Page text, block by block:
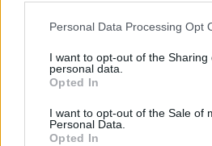
Please note that this website/app
not limited to your visit or usage
grant or deny consent to Google
use your data for below specified
consent section.
Personal Data Processing Opt
I want to opt-out of the Sharing
personal data.
Opted In
I want to opt-out of the Sale of
Personal Data.
Opted In
szólt a kormánypárti Földi
kampány hátralévő
aktívak, beszélgessenek
osszanak újságot, és ne
szerinte nem lehet tudni,